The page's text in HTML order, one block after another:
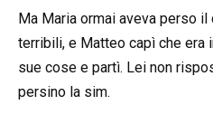
Ma Maria ormai aveva perso
terribili, e Matteo capì che era
sue cose e partì. Lei non
persino la sim.